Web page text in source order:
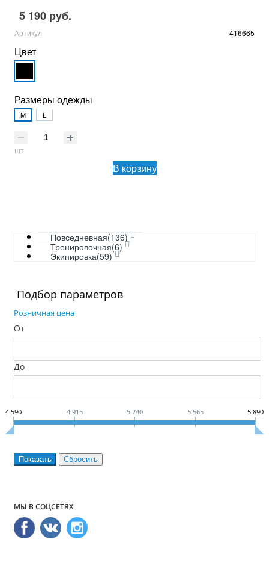
5 190 руб.
Артикул 416665
Цвет
Размеры одежды
M L
шт
В корзину
Повседневная(136)
Тренировочная(6)
Экипировка(59)
Подбор параметров
Розничная цена
От
До
4 590 4 915 5 240 5 565 5 890
МЫ В СОЦСЕТЯХ